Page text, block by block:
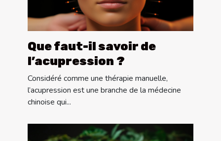
Que faut-il savoir de
l’acupression ?
Considéré comme une thérapie manuelle,
l’acupression est une branche de la médecine
chinoise qui...